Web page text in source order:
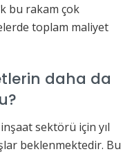
bu rakam çok
toplam maliyet
daha da
sektörü için yıl
beklenmektedir. Bu